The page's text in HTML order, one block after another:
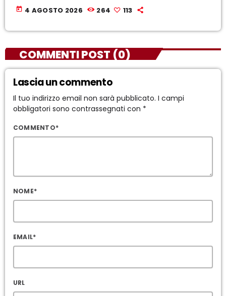
today 4 AGOSTO 2026 264 113
COMMENTI POST (0)
Lascia un commento
Il tuo indirizzo email non sarà pubblicato. I campi
obbligatori sono contrassegnati con *
COMMENTO*
NOME*
EMAIL*
URL